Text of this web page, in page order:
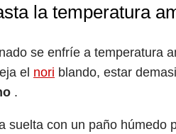
la temperatura
se enfríe a temperatura
el nori blando, estar
.
suelta con un paño húmedo